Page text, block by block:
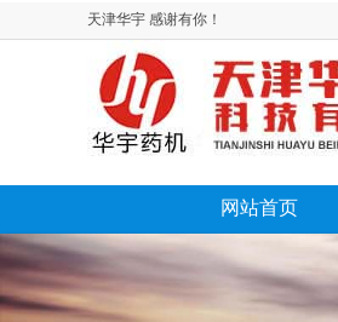
天津华宇 感谢有你！
网站首页